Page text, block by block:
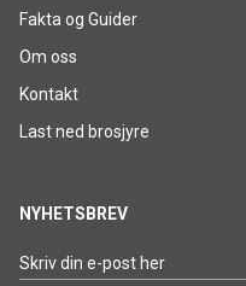
Fakta og Guider
Om oss
Kontakt
Last ned brosjyre
NYHETSBREV